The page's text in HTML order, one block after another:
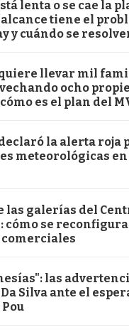
lenta o se cae la
alcance tiene el
y cuándo se
llevar mil
ocho
es el plan del
la alerta roja
meteorológicas en
las galerías del
cómo se
comerciales
las
Silva ante el